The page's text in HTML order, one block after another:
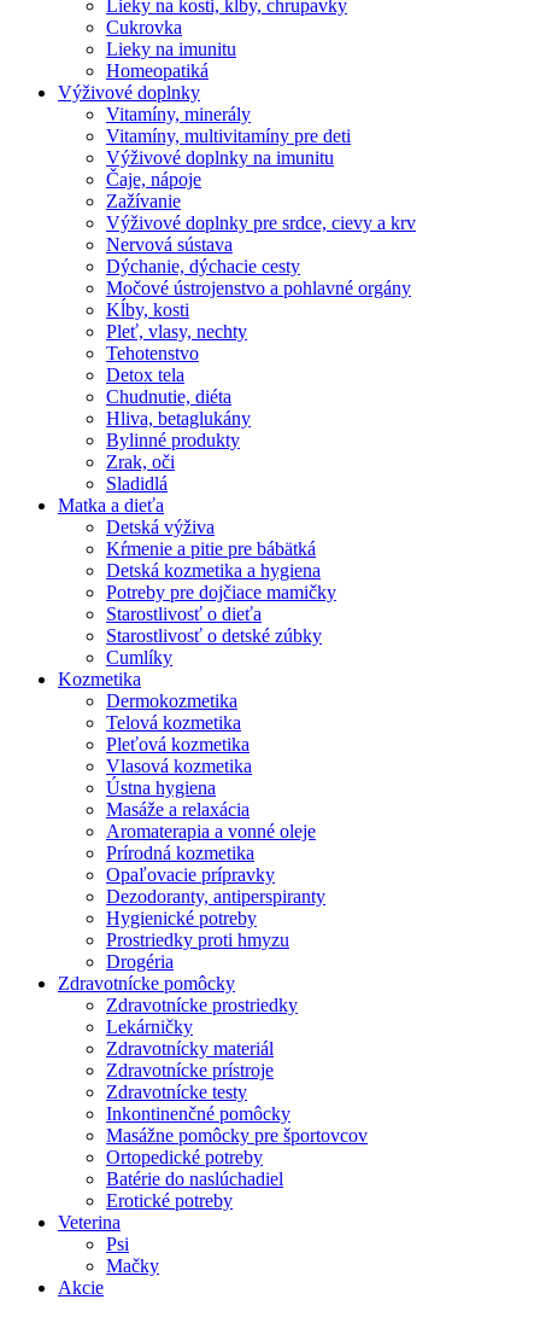
Lieky na kosti, kĺby, chrupavky
Cukrovka
Lieky na imunitu
Homeopatiká
Výživové doplnky
Vitamíny, minerály
Vitamíny, multivitamíny pre deti
Výživové doplnky na imunitu
Čaje, nápoje
Zažívanie
Výživové doplnky pre srdce, cievy a krv
Nervová sústava
Dýchanie, dýchacie cesty
Močové ústrojenstvo a pohlavné orgány
Kĺby, kosti
Pleť, vlasy, nechty
Tehotenstvo
Detox tela
Chudnutie, diéta
Hliva, betaglukány
Bylinné produkty
Zrak, oči
Sladidlá
Matka a dieťa
Detská výživa
Kŕmenie a pitie pre bábätká
Detská kozmetika a hygiena
Potreby pre dojčiace mamičky
Starostlivosť o dieťa
Starostlivosť o detské zúbky
Cumlíky
Kozmetika
Dermokozmetika
Telová kozmetika
Pleťová kozmetika
Vlasová kozmetika
Ústna hygiena
Masáže a relaxácia
Aromaterapia a vonné oleje
Prírodná kozmetika
Opaľovacie prípravky
Dezodoranty, antiperspiranty
Hygienické potreby
Prostriedky proti hmyzu
Drogéria
Zdravotnícke pomôcky
Zdravotnícke prostriedky
Lekárničky
Zdravotnícky materiál
Zdravotnícke prístroje
Zdravotnícke testy
Inkontinenčné pomôcky
Masážne pomôcky pre športovcov
Ortopedické potreby
Batérie do naslúchadiel
Erotické potreby
Veterina
Psi
Mačky
Akcie